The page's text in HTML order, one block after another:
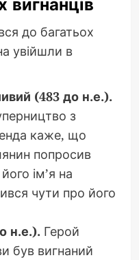
до багатьох
увійшли в
(483 до н.е.).
з
каже, що
попросив
ім’я на
чути про його
н.е.). Герой
був вигнаний